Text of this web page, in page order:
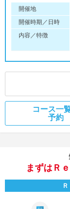
開催地
開催時期／日時
内容／特徴
コース一
予約
まずはＲ